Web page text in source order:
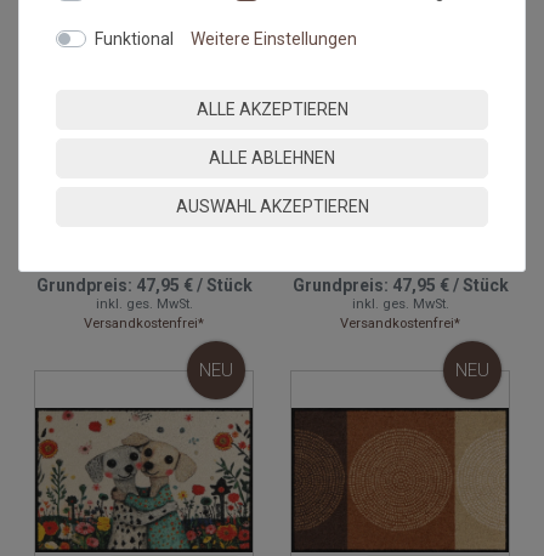
Fusmatte Salonloewe Ginko
Grundpreis: 47,95 €/Stück
inkl. ges. MwSt.
Versandkostenfrei*
Fusmatte Salonloewe
Grundpreis: 47,95 €/Stück
inkl. ges. MwSt.
Versandkostenfrei*
NEU NEU
Funktional Weitere Einstellungen
ALLE AKZEPTIEREN
ALLE ABLEHNEN
AUSWAHL AKZEPTIEREN